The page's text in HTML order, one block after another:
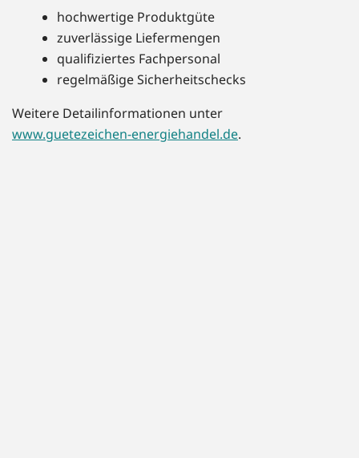
hochwertige Produktgüte
zuverlässige Liefermengen
qualifiziertes Fachpersonal
regelmäßige Sicherheitschecks
Weitere Detailinformationen unter
www.guetezeichen-energiehandel.de.